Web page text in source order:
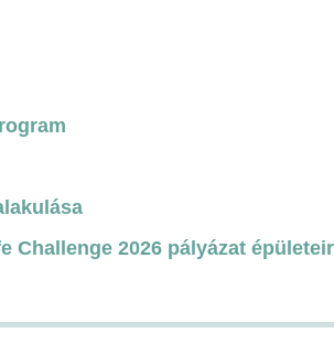
Challenge 2026 pályázat